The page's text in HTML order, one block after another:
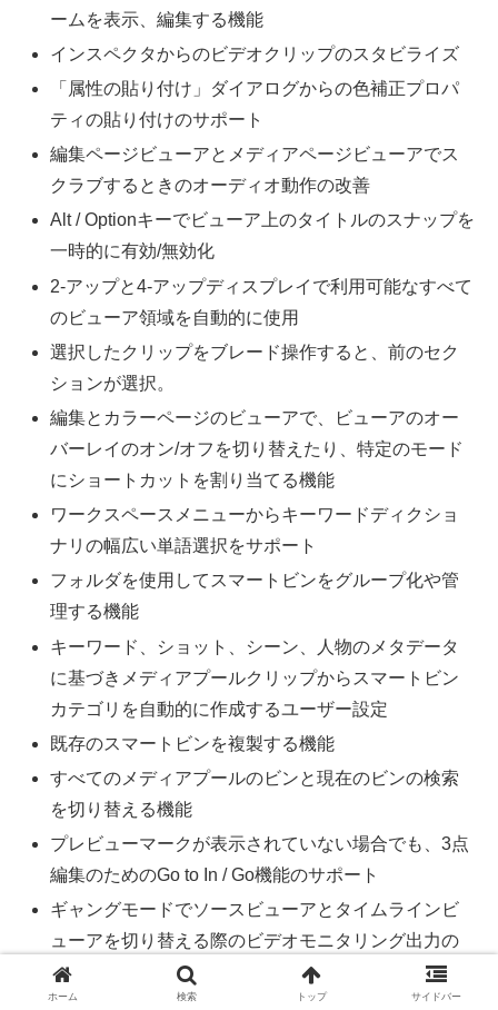
ームを表示、編集する機能
インスペクタからのビデオクリップのスタビライズ
「属性の貼り付け」ダイアログからの色補正プロパ
ティの貼り付けのサポート
編集ページビューアとメディアページビューアでス
クラブするときのオーディオ動作の改善
Alt / Optionキーでビューア上のタイトルのスナップを
一時的に有効/無効化
2-アップと4-アップディスプレイで利用可能なすべて
のビューア領域を自動的に使用
選択したクリップをブレード操作すると、前のセク
ションが選択。
編集とカラーページのビューアで、ビューアのオー
バーレイのオン/オフを切り替えたり、特定のモード
にショートカットを割り当てる機能
ワークスペースメニューからキーワードディクショ
ナリの幅広い単語選択をサポート
フォルダを使用してスマートビンをグループ化や管
理する機能
キーワード、ショット、シーン、人物のメタデータ
に基づきメディアプールクリップからスマートビン
カテゴリを自動的に作成するユーザー設定
既存のスマートビンを複製する機能
すべてのメディアプールのビンと現在のビンの検索
を切り替える機能
プレビューマークが表示されていない場合でも、3点
編集のためのGo to In / Go機能のサポート
ギャングモードでソースビューアとタイムラインビ
ューアを切り替える際のビデオモニタリング出力の
切り替えをサポート
ホーム 検索 トップ サイドバー